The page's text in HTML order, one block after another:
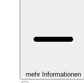
mehr Informationen